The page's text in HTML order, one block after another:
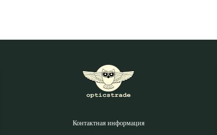
Контактная информация